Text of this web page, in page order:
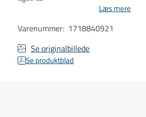
Læs mere
Varenummer: 1718840921
Se originalbillede
Se produktblad